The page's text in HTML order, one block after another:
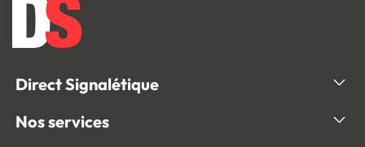
Direct Signalétique
Nos services